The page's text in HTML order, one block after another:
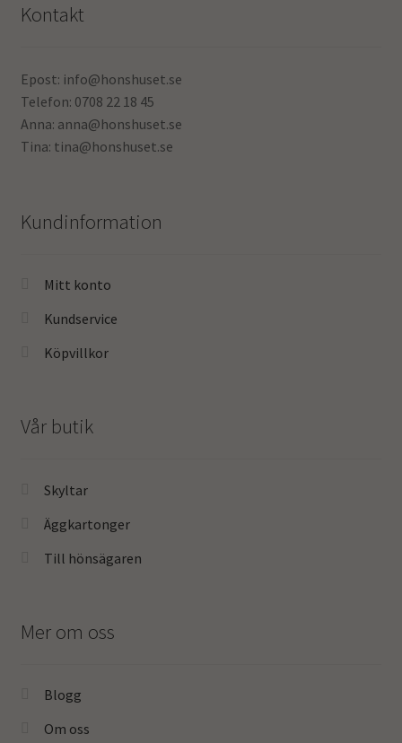
Kontakt
Epost: info@honshuset.se
Telefon: 0708 22 18 45
Anna: anna@honshuset.se
Tina: tina@honshuset.se
Kundinformation
Mitt konto
Kundservice
Köpvillkor
Vår butik
Skyltar
Äggkartonger
Till hönsägaren
Mer om oss
Blogg
Om oss